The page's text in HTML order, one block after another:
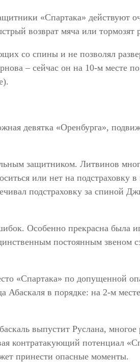
«Спартака» действуют
возврат мяча или тормозят
со спины и не позволял
– сейчас он на 10-м месте
девятка «Оренбурга»,
защитником. Литвинов
или нет на подстраховку
подстраховку за спиной
Особенно прекрасна была
постоянным звеном
«Спартака» по допущенной
в порядке: на 2-м
выпустит Руслана,
контратакующий потенциал
принести опасные моменты.